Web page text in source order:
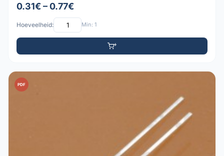
0.31€ – 0.77€
Hoeveelheid: Min: 1
PDF